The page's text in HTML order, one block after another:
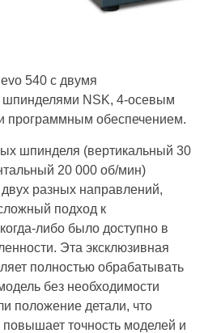
540 с двумя
шпинделями NSK, 4-осевым
программным обеспечением.
шпинделя (вертикальный 30
20 000 об/мин)
разных направлений,
подход к
либо было доступно в
Эта эксклюзивная
полностью обрабатывать
без необходимости
положение детали, что
повышает точность моделей и